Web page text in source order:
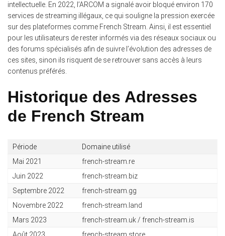
intellectuelle. En 2022, l’ARCOM a signalé avoir bloqué environ 170
services de streaming illégaux, ce qui souligne la pression exercée
sur des plateformes comme French Stream. Ainsi, il est essentiel
pour les utilisateurs de rester informés via des réseaux sociaux ou
des forums spécialisés afin de suivre l’évolution des adresses de
ces sites, sinon ils risquent de se retrouver sans accès à leurs
contenus préférés.
Historique des Adresses
de French Stream
Période
Domaine utilisé
Mai 2021
french-stream.re
Juin 2022
french-stream.biz
Septembre 2022
french-stream.gg
Novembre 2022
french-stream.land
Mars 2023
french-stream.uk / french-stream.is
Août 2023
french-stream.store